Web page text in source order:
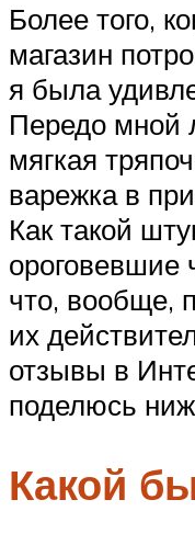
Более того,
магазин
я была
Передо мной
мягкая
варежка в
Как такой
ороговевшие
что, вообще,
их
отзывы в
поделюсь
Какой